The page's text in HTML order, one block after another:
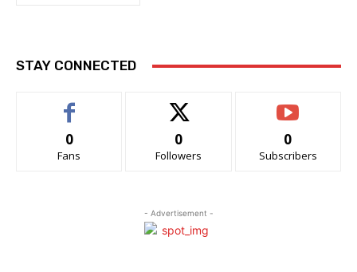
STAY CONNECTED
0
Fans
0
Followers
0
Subscribers
- Advertisement -